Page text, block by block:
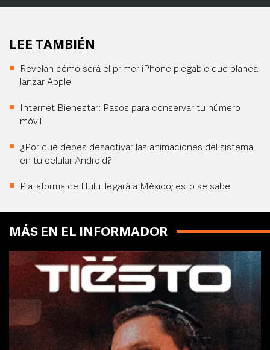
LEE TAMBIÉN
Revelan cómo será el primer iPhone plegable que planea
lanzar Apple
Internet Bienestar: Pasos para conservar tu número
móvil
¿Por qué debes desactivar las animaciones del sistema
en tu celular Android?
Plataforma de Hulu llegará a México; esto se sabe
MÁS EN EL INFORMADOR